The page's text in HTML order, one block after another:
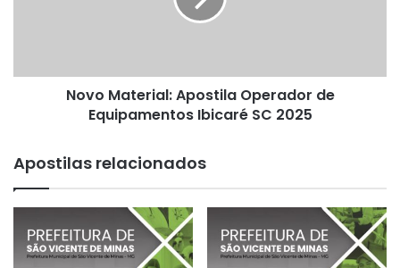
2025
Novo Material: Apostila Operador de
Equipamentos Ibicaré SC 2025
Apostilas relacionados